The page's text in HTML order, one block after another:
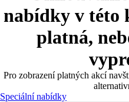
nabídky v této
platná,
Pro zobrazení platných akcí
Speciální nabídky